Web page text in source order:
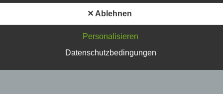
sodass ein absoluter Schutz nicht gewährleistet werden
an uns zu übermitteln.
✕ Ablehnen
Personalisieren
Datenschutzbedingungen